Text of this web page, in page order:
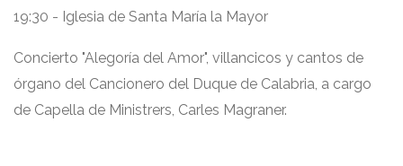
19:30 - Iglesia de Santa María la Mayor
Concierto "Alegoría del Amor", villancicos y cantos de
órgano del Cancionero del Duque de Calabria, a cargo
de Capella de Ministrers, Carles Magraner.